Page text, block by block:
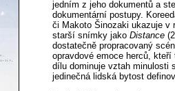
jedním z jeho dokumentů a
dokumentární postupy.
či Makoto Šinozaki ukazuje v
starší snímky jako Distance
dostatečně propracovaný
opravdové emoce herců,
dílu dominuje vztah minulosti
jedinečná lidská bytost